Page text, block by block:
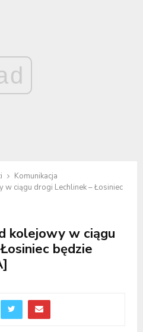
Komunikacja
w ciągu drogi Lechlinek – Łosiniec
kolejowy w ciągu
będzie